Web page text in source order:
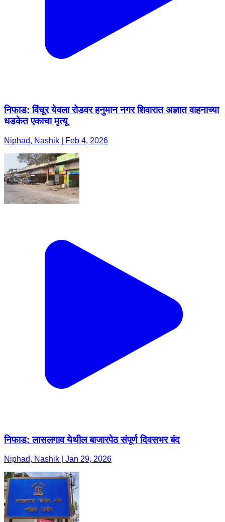
निफाड: विंचूर येवला रोडवर हनुमान नगर शिवारात अज्ञात वाहनाच्या
धडकेत एकाचा मृत्यू
Niphad, Nashik | Feb 4, 2026
निफाड: लासलगाव येथील बाजारपेठ संपूर्ण दिवसभर बंद
Niphad, Nashik | Jan 29, 2026